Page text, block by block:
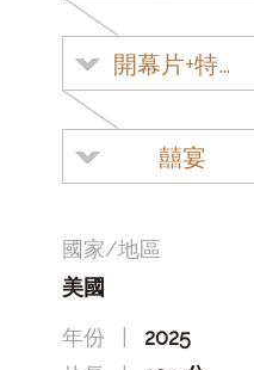
開幕片+特別放映
囍宴
國家/地區
美國
年份
2025